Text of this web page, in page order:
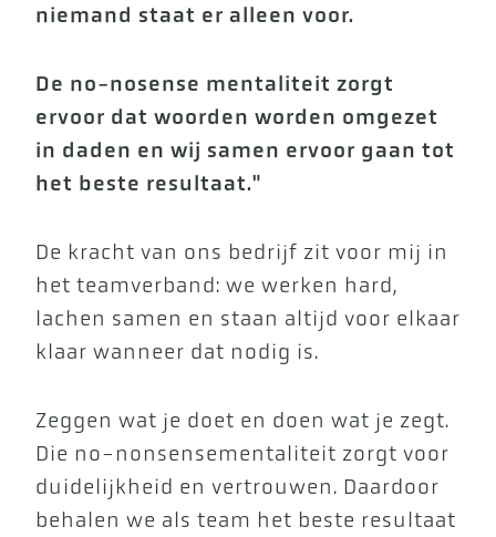
niemand staat er alleen voor.
De no-nosense mentaliteit zorgt
ervoor dat woorden worden omgezet
in daden en wij samen ervoor gaan tot
het beste resultaat."
De kracht van ons bedrijf zit voor mij in
het teamverband: we werken hard,
lachen samen en staan altijd voor elkaar
klaar wanneer dat nodig is.
Zeggen wat je doet en doen wat je zegt.
Die no-nonsensementaliteit zorgt voor
duidelijkheid en vertrouwen. Daardoor
behalen we als team het beste resultaat